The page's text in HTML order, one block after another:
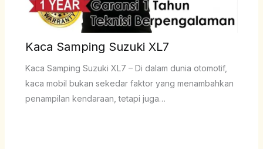
Kaca Samping Suzuki XL7
Kaca Samping Suzuki XL7 – Di dalam dunia otomotif,
kaca mobil bukan sekedar faktor yang menambahkan
penampilan kendaraan, tetapi juga…